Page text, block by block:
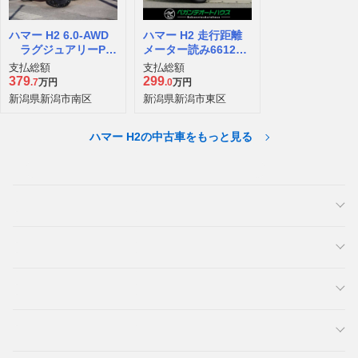
ハマー H2 6.0-AWD
ラグジュアリーPK
G
支払総額
379.7万円
新潟県新潟市南区
ハマー H2 走行距離
メーター読み66121k
m
支払総額
299.0万円
新潟県新潟市東区
ハマー H2の中古車をもっと見る